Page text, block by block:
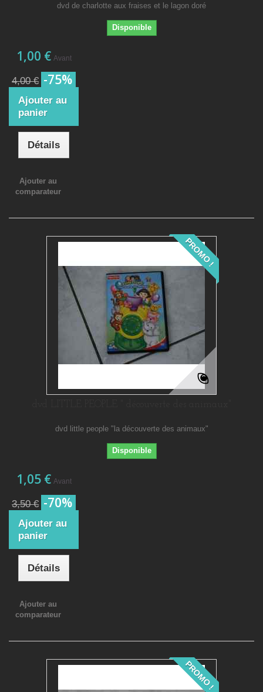
dvd de charlotte aux fraises et le lagon doré
Disponible
1,00 € Avant
4,00 € -75%
Ajouter au
panier
Détails
Ajouter au
comparateur
PROMO !
dvd little people "la découverte des animaux"
Disponible
1,05 € Avant
3,50 € -70%
Ajouter au
panier
Détails
Ajouter au
comparateur
PROMO !